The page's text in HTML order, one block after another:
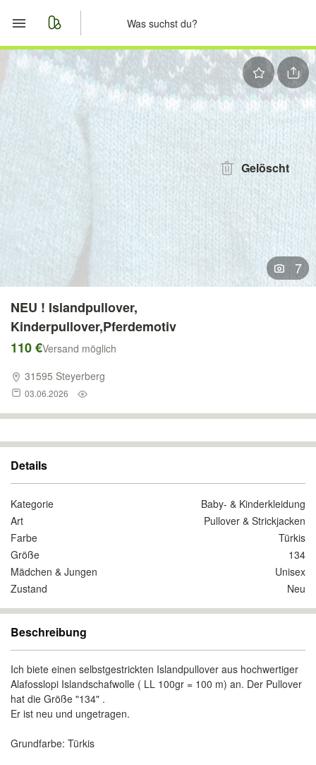
Start
Merkliste
Nachrichten
Anzeige aufgeben
Gelöscht
7
NEU ! Islandpullover,
Kinderpullover,Pferdemotiv
110 €Versand möglich
31595 Steyerberg
03.06.2026
Details
Kategorie
Baby- & Kinderkleidung
Art
Pullover & Strickjacken
Farbe
Türkis
Größe
134
Mädchen & Jungen
Unisex
Zustand
Neu
Beschreibung
Ich biete einen selbstgestrickten Islandpullover aus hochwertiger
Alafosslopi Islandschafwolle ( LL 100gr = 100 m) an. Der Pullover
hat die Größe "134" .
Er ist neu und ungetragen.
Grundfarbe: Türkis